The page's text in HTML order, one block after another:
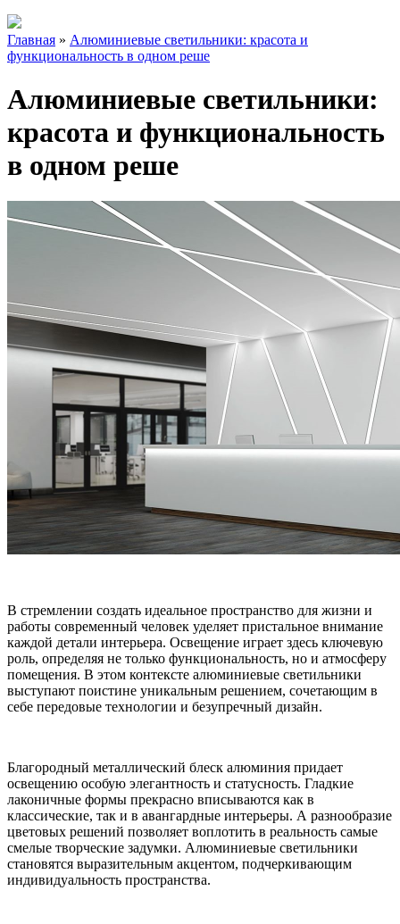
Главная » Алюминиевые светильники: красота и
функциональность в одном реше
Алюминиевые светильники:
красота и функциональность
в одном реше
В стремлении создать идеальное пространство для жизни и
работы современный человек уделяет пристальное внимание
каждой детали интерьера. Освещение играет здесь ключевую
роль, определяя не только функциональность, но и атмосферу
помещения. В этом контексте алюминиевые светильники
выступают поистине уникальным решением, сочетающим в
себе передовые технологии и безупречный дизайн.
Благородный металлический блеск алюминия придает
освещению особую элегантность и статусность. Гладкие
лаконичные формы прекрасно вписываются как в
классические, так и в авангардные интерьеры. А разнообразие
цветовых решений позволяет воплотить в реальность самые
смелые творческие задумки. Алюминиевые светильники
становятся выразительным акцентом, подчеркивающим
индивидуальность пространства.